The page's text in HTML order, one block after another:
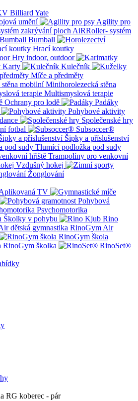
Billiard Yate
umění
Agility pro
AiRRoller- systém
Bumball
Hrací koutky
Hry indoor, outdoor
Karty
Kulečník
Míče a předměty
Minihorolezecká stěna
Multismyslová terapie
Ochrany pro lodě
Padáky
Pohybové aktivity
Společenské hry
fotbal
Subsoccer®
Šipky a příslušenství
Tlumící podložka pod sudy
Trampolíny pro venkovní
Vzdušný hokej
Žonglování
TV
Pohybová
Psychomotorika
Školky v pohybu
Rino
RinoGym Air
RinoGym škola
RinoGym školka
RinoSet®
RG koberec - pár